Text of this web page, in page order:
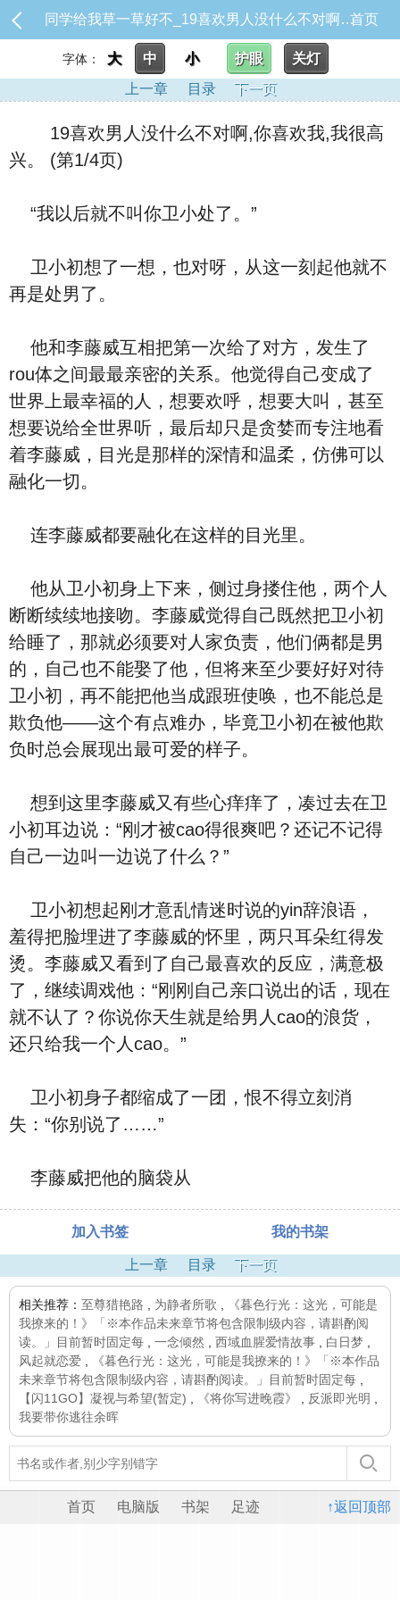
同学给我草一草好不_19喜欢男人没什么不对啊,你喜欢我,我很高兴。首页
字体： 大 中 小 护眼
关灯
上一章
目录 下一页
19喜欢男人没什么不对啊,你喜欢我,我很高
兴。 (第1/4页)
“我以后就不叫你卫小处了。”
卫小初想了一想，也对呀，从这一刻起他就不
再是处男了。
他和李藤威互相把第一次给了对方，发生了
rou体之间最最亲密的关系。他觉得自己变成了
世界上最幸福的人，想要欢呼，想要大叫，甚至
想要说给全世界听，最后却只是贪婪而专注地看
着李藤威，目光是那样的深情和温柔，仿佛可以
融化一切。
连李藤威都要融化在这样的目光里。
他从卫小初身上下来，侧过身搂住他，两个人
断断续续地接吻。李藤威觉得自己既然把卫小初
给睡了，那就必须要对人家负责，他们俩都是男
的，自己也不能娶了他，但将来至少要好好对待
卫小初，再不能把他当成跟班使唤，也不能总是
欺负他——这个有点难办，毕竟卫小初在被他欺
负时总会展现出最可爱的样子。
想到这里李藤威又有些心痒痒了，凑过去在卫
小初耳边说：“刚才被cao得很爽吧？还记不记得
自己一边叫一边说了什么？”
卫小初想起刚才意乱情迷时说的yin辞浪语，
羞得把脸埋进了李藤威的怀里，两只耳朵红得发
烫。李藤威又看到了自己最喜欢的反应，满意极
了，继续调戏他：“刚刚自己亲口说出的话，现在
就不认了？你说你天生就是给男人cao的浪货，
还只给我一个人cao。”
卫小初身子都缩成了一团，恨不得立刻消
失：“你别说了……”
李藤威把他的脑袋从
加入书签 我的书架
上一章 目录 下一页
相关推荐： 至尊猎艳路 为静者所歌
《暮色行光：这光，可能是
我撩来的！》「※本作品未来章节将包含限制级内容，请斟酌阅
读。」目前暂时固定每
一念倾然 西域血腥爱情故事 白日梦
风起就恋爱
《暮色行光：这光，可能是我撩来的！》「※本作品
未来章节将包含限制级内容，请斟酌阅读。」目前暂时固定每
【闪11GO】凝视与希望(暂定)
《将你写进晚霞》 反派即光明
我要带你逃往余晖
↑返回顶部
首页 电脑版 书架 足迹